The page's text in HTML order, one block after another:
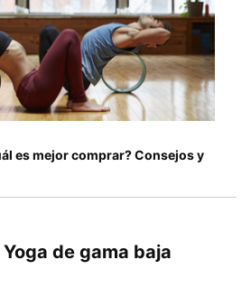
es mejor comprar? Consejos y
de gama baja